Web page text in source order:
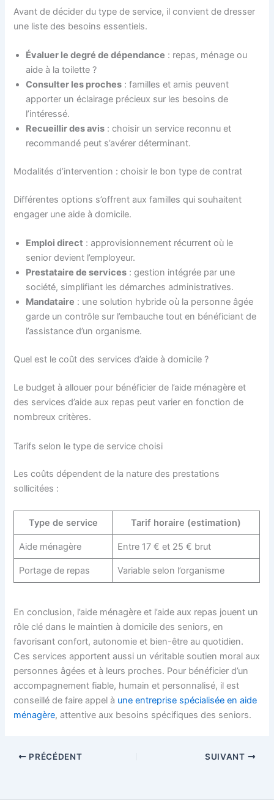
Avant de décider du type de service, il convient de dresser
une liste des besoins essentiels.
Évaluer le degré de dépendance : repas, ménage ou
aide à la toilette ?
Consulter les proches : familles et amis peuvent
apporter un éclairage précieux sur les besoins de
l’intéressé.
Recueillir des avis : choisir un service reconnu et
recommandé peut s’avérer déterminant.
Modalités d’intervention : choisir le bon type de contrat
Différentes options s’offrent aux familles qui souhaitent
engager une aide à domicile.
Emploi direct : approvisionnement récurrent où le
senior devient l’employeur.
Prestataire de services : gestion intégrée par une
société, simplifiant les démarches administratives.
Mandataire : une solution hybride où la personne âgée
garde un contrôle sur l’embauche tout en bénéficiant de
l’assistance d’un organisme.
Quel est le coût des services d’aide à domicile ?
Le budget à allouer pour bénéficier de l’aide ménagère et
des services d’aide aux repas peut varier en fonction de
nombreux critères.
Tarifs selon le type de service choisi
Les coûts dépendent de la nature des prestations
sollicitées :
Type de service Tarif horaire (estimation)
Aide ménagère Entre 17 € et 25 € brut
Portage de repas Variable selon l’organisme
En conclusion, l’aide ménagère et l’aide aux repas jouent un
rôle clé dans le maintien à domicile des seniors, en
favorisant confort, autonomie et bien-être au quotidien.
Ces services apportent aussi un véritable soutien moral aux
personnes âgées et à leurs proches. Pour bénéficier d’un
accompagnement fiable, humain et personnalisé, il est
conseillé de faire appel à une entreprise spécialisée en aide
ménagère, attentive aux besoins spécifiques des seniors.
PRÉCÉDENT SUIVANT